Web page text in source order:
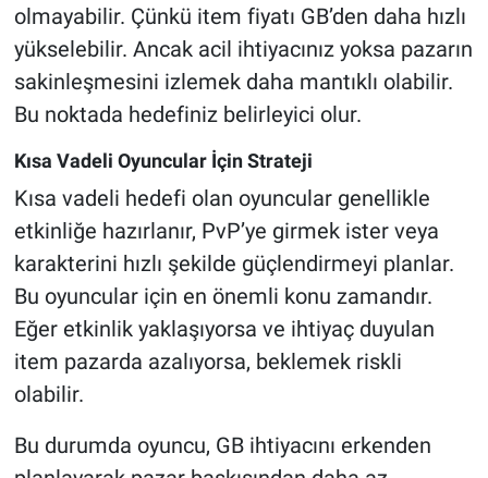
olmayabilir. Çünkü item fiyatı GB’den daha hızlı
yükselebilir. Ancak acil ihtiyacınız yoksa pazarın
sakinleşmesini izlemek daha mantıklı olabilir.
Bu noktada hedefiniz belirleyici olur.
Kısa Vadeli Oyuncular İçin Strateji
Kısa vadeli hedefi olan oyuncular genellikle
etkinliğe hazırlanır, PvP’ye girmek ister veya
karakterini hızlı şekilde güçlendirmeyi planlar.
Bu oyuncular için en önemli konu zamandır.
Eğer etkinlik yaklaşıyorsa ve ihtiyaç duyulan
item pazarda azalıyorsa, beklemek riskli
olabilir.
Bu durumda oyuncu, GB ihtiyacını erkenden